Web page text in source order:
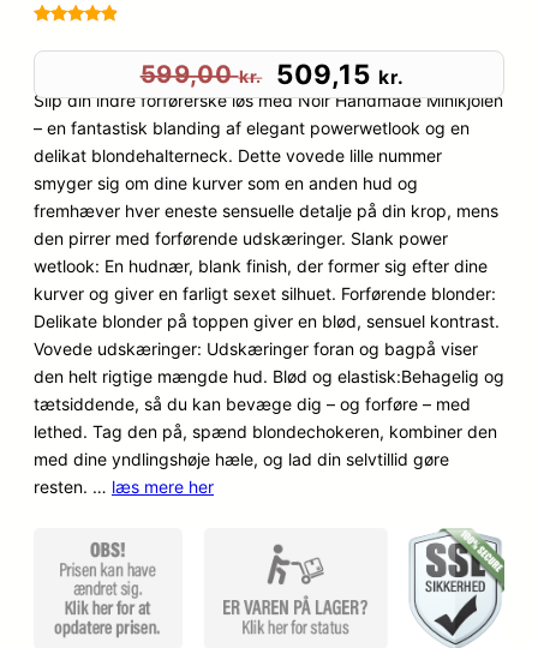
som
baseret på
kundebedø
mmelser
599,00kr.
D
e
n
o
p
r
i
n
d
i
g
509,15 kr.
e
n
a
k
t
u
e
l
e
r
Slip din indre forførerske løs med Noir Handmade Minikjolen
– en fantastisk blanding af elegant powerwetlook og en
delikat blondehalterneck. Dette vovede lille nummer
smyger sig om dine kurver som en anden hud og
fremhæver hver eneste sensuelle detalje på din krop, mens
den pirrer med forførende udskæringer. Slank power
wetlook: En hudnær, blank finish, der former sig efter dine
kurver og giver en farligt sexet silhuet. Forførende blonder:
Delikate blonder på toppen giver en blød, sensuel kontrast.
Vovede udskæringer: Udskæringer foran og bagpå viser
den helt rigtige mængde hud. Blød og elastisk:Behagelig og
tætsiddende, så du kan bevæge dig – og forføre – med
lethed. Tag den på, spænd blondechokeren, kombiner den
med dine yndlingshøje hæle, og lad din selvtillid gøre
resten. … læs mere her